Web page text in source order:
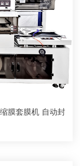
膜套膜机 自动封